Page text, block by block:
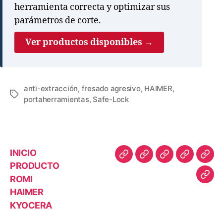
herramienta correcta y optimizar sus
parámetros de corte.
Ver productos disponibles →
anti-extracción, fresado agresivo, HAIMER,
portaherramientas, Safe-Lock
INICIO
PRODUCTO
ROMI
HAIMER
KYOCERA